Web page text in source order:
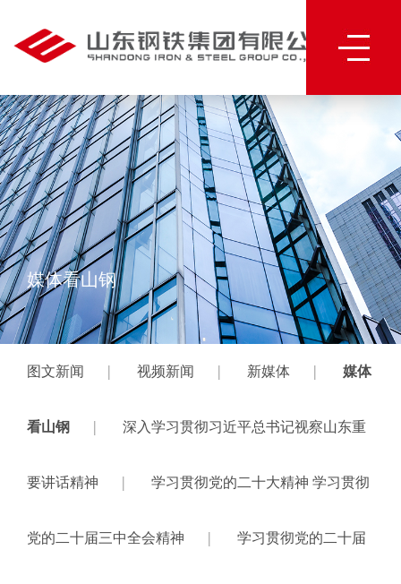
媒体看山钢
图文新闻 | 视频新闻 | 新媒体 | 媒体
看山钢 | 深入学习贯彻习近平总书记视察山东重
要讲话精神 | 学习贯彻党的二十大精神 学习贯彻
党的二十届三中全会精神 | 学习贯彻党的二十届